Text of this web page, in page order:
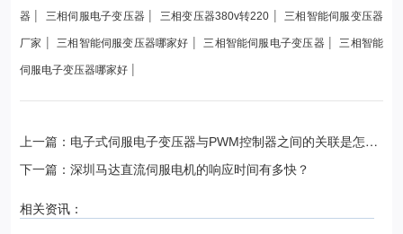
器 | 三相伺服电子变压器 | 三相变压器380v转220 |三相智能伺服变压器
厂家 |三相智能伺服变压器哪家好 |三相智能伺服电子变压器|三相智能
伺服电子变压器哪家好 |
上一篇：电子式伺服电子变压器与PWM控制器之间的关联是怎样
下一篇：深圳马达直流伺服电机的响应时间有多快？
相关资讯：